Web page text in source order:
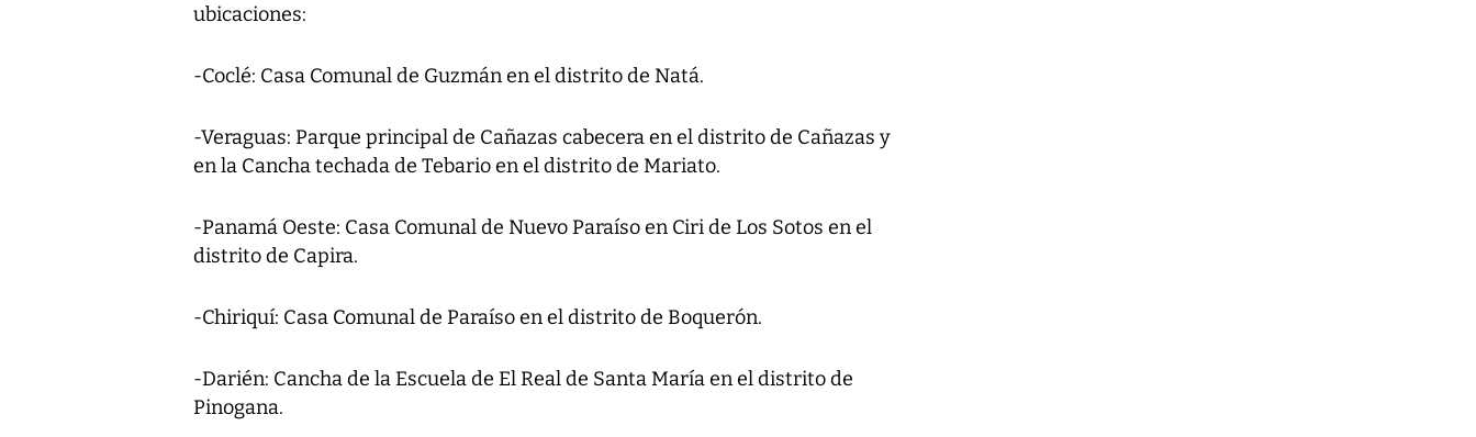
ubicaciones:
-Coclé: Casa Comunal de Guzmán en el distrito de Natá.
-Veraguas: Parque principal de Cañazas cabecera en el distrito de Cañazas y
en la Cancha techada de Tebario en el distrito de Mariato.
-Panamá Oeste: Casa Comunal de Nuevo Paraíso en Ciri de Los Sotos en el
distrito de Capira.
-Chiriquí: Casa Comunal de Paraíso en el distrito de Boquerón.
-Darién: Cancha de la Escuela de El Real de Santa María en el distrito de
Pinogana.